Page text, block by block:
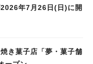
年7月26日(日)に開
焼き菓子店「夢・菓子舗